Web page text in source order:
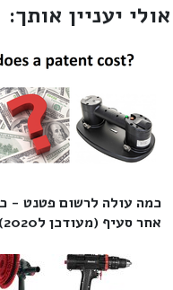
אולי יעניין אותך:
כמה עולה לרשום פטנט -
אחר סעיף (מעודכן ל2020)‎